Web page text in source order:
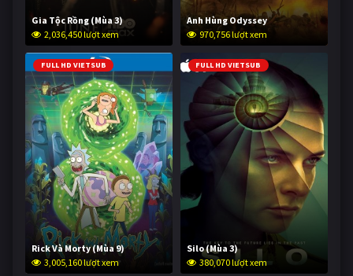
Gia Tộc Rồng (Mùa 3)
2,036,450 lượt xem
Anh Hùng Odyssey
970,756 lượt xem
FULL HD VIETSUB
Rick Và Morty (Mùa 9)
3,005,160 lượt xem
FULL HD VIETSUB
Silo (Mùa 3)
380,070 lượt xem